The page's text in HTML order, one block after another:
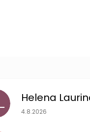
Helena
Hodnocení obchodu
4.8.2026